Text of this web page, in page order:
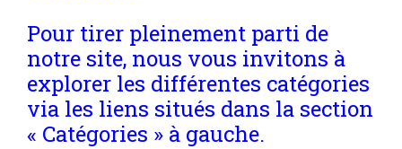
Pour tirer pleinement parti de
notre site, nous vous invitons à
explorer les différentes catégories
via les liens situés dans la section
« Catégories » à gauche.